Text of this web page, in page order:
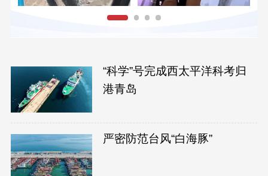
“科学”号完成西太平洋科考归
港青岛
严密防范台风“白海豚”